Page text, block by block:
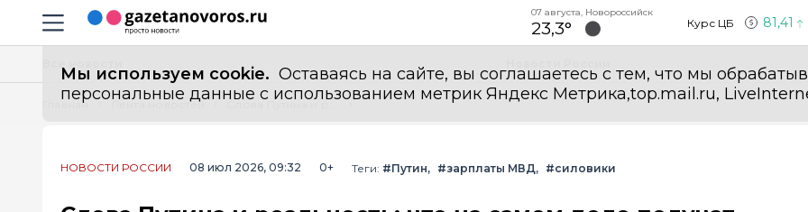
Навигация сайта
07 августа, Новороссийск
23,3° Курс ЦБ 81,41
Мы используем cookie. Оставаясь на сайте, вы соглашаетесь с тем, что мы
персональные данные с использованием метрик Яндекс Метрика,top.mail.ru,
Главная Лента новостей Слова Путина и реальность: что на самом деле получат полицейские в 2026 году
НОВОСТИ РОССИИ 08 июл 2026, 09:32 0+ Теги: #Путин #зарплаты МВД #силовики